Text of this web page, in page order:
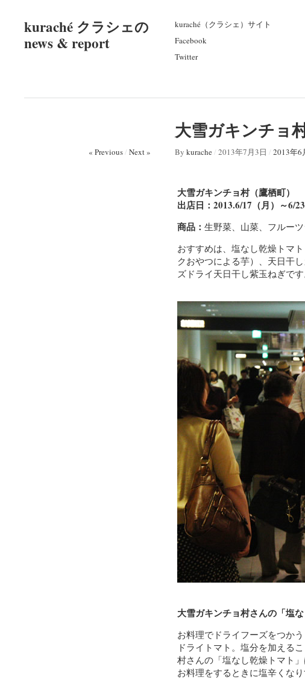
kuraché クラシェの
news & report
kuraché（クラシェ）サイト
Facebook
Twitter
大雪ガキンチョ
« Previous/ Next » By kurache/ 2013年7月3日 / 2013年6
大雪ガキンチョ村（鷹栖町）
出店日：2013.6/17（月）～6/23
商品： 生野菜、山菜、フルー
おすすめは、塩なし乾燥トマ
クおやつによる芋）、天日干
ズドライ天日干し紫玉ねぎです
大雪ガキンチョ村さんの「塩な
お料理でドライフーズをつか
ドライトマト。塩分を加える
村さんの「塩なし乾燥トマト
お料理をするときに塩辛くな